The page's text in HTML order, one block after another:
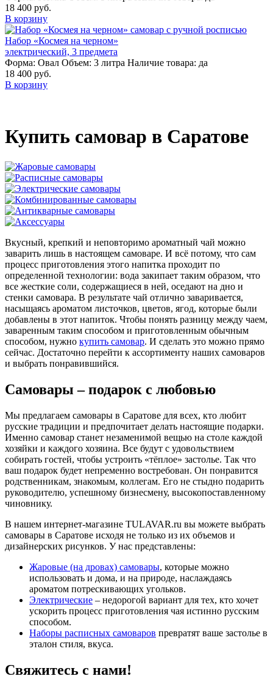
18 400 руб.
В корзину
Набор «Космея на черном»
электрический, 3 предмета
Форма: Овал Объем: 3 литра Наличие товара: да
18 400 руб.
В корзину
Купить самовар в Саратове
Вкусный, крепкий и неповторимо ароматный чай можно
заварить лишь в настоящем самоваре. И всё потому, что сам
процесс приготовления этого напитка проходит по
определенной технологии: вода закипает таким образом, что
все жесткие соли, содержащиеся в ней, оседают на дно и
стенки самовара. В результате чай отлично заваривается,
насыщаясь ароматом листочков, цветов, ягод, которые были
добавлены в этот напиток. Чтобы понять разницу между чаем,
заваренным таким способом и приготовленным обычным
способом, нужно купить самовар. И сделать это можно прямо
сейчас. Достаточно перейти к ассортименту наших самоваров
и выбрать понравившийся.
Самовары – подарок с любовью
Мы предлагаем самовары в Саратове для всех, кто любит
русские традиции и предпочитает делать настоящие подарки.
Именно самовар станет незаменимой вещью на столе каждой
хозяйки и каждого хозяина. Все будут с удовольствием
собирать гостей, чтобы устроить «тёплое» застолье. Так что
ваш подарок будет непременно востребован. Он понравится
родственникам, знакомым, коллегам. Его не стыдно подарить
руководителю, успешному бизнесмену, высокопоставленному
чиновнику.
В нашем интернет-магазине TULAVAR.ru вы можете выбрать
самовары в Саратове исходя не только из их объемов и
дизайнерских рисунков. У нас представлены:
Жаровые (на дровах) самовары, которые можно
использовать и дома, и на природе, наслаждаясь
ароматом потрескивающих угольков.
Электрические – недорогой вариант для тех, кто хочет
ускорить процесс приготовления чая истинно русским
способом.
Наборы расписных самоваров превратят ваше застолье в
эталон стиля, вкуса.
Свяжитесь с нами!